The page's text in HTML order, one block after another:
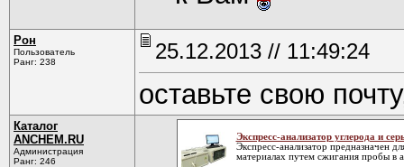
Рон
Пользователь
Ранг: 238
25.12.2013 // 11:49:24
оставьте свою
Каталог
ANCHEM.RU
Администрация
Ранг: 246
Экспресс-анализатор углерода и
Экспресс-анализатор предназначен
материалах путем сжигания пробы в